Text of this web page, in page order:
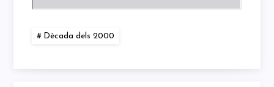
Dècada dels 2000